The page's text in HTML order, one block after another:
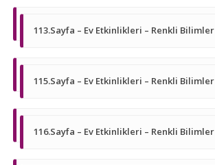
113.Sayfa – Ev Etkinlikleri – Renkli Bilimler
115.Sayfa – Ev Etkinlikleri – Renkli Bilimler
116.Sayfa – Ev Etkinlikleri – Renkli Bilimler